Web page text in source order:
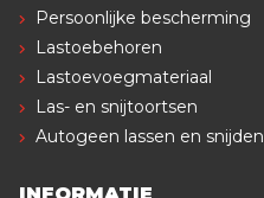
Persoonlijke bescherming
Lastoebehoren
Lastoevoegmateriaal
Las- en snijtoortsen
Autogeen lassen en snijden